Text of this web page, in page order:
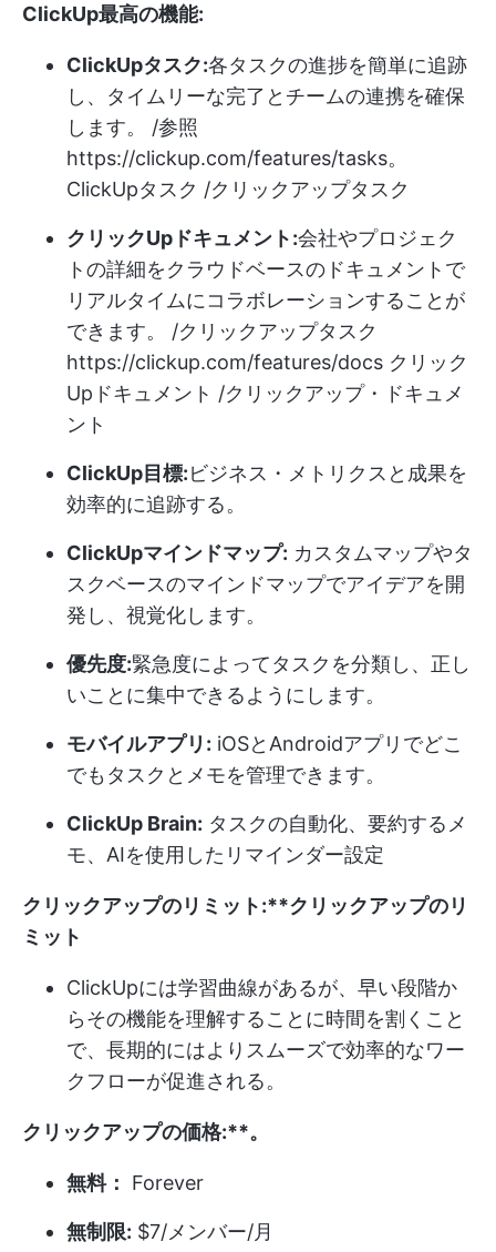
ClickUp最高の機能:
ClickUpタスク:各タスクの進捗を簡単に追跡
し、タイムリーな完了とチームの連携を確保
します。 /参照
https://clickup.com/features/tasks。
ClickUpタスク /クリックアップタスク
クリックUpドキュメント:会社やプロジェク
トの詳細をクラウドベースのドキュメントで
リアルタイムにコラボレーションすることが
できます。 /クリックアップタスク
https://clickup.com/features/docs クリック
Upドキュメント /クリックアップ・ドキュメ
ント
ClickUp目標:ビジネス・メトリクスと成果を
効率的に追跡する。
ClickUpマインドマップ: カスタムマップやタ
スクベースのマインドマップでアイデアを開
発し、視覚化します。
優先度:緊急度によってタスクを分類し、正し
いことに集中できるようにします。
モバイルアプリ: iOSとAndroidアプリでどこ
でもタスクとメモを管理できます。
ClickUp Brain: タスクの自動化、要約するメ
モ、AIを使用したリマインダー設定
クリックアップのリミット:**クリックアップのリ
ミット
ClickUpには学習曲線があるが、早い段階か
らその機能を理解することに時間を割くこと
で、長期的にはよりスムーズで効率的なワー
クフローが促進される。
クリックアップの価格:**。
無料： Forever
無制限: $7/メンバー/月